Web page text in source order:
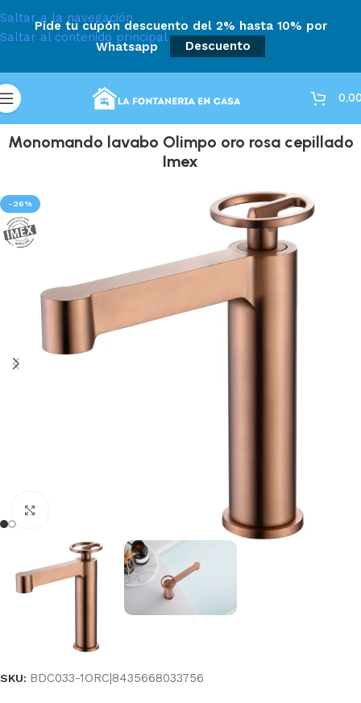
Saltar a la navegación
Saltar al contenido principal
Pide tu cupón descuento del 2% hasta 10% por
Whatsapp
Descuento
Monomando lavabo Olimpo oro rosa cepillado
Imex
-26%
SKU: BDC033-1ORC|8435668033756